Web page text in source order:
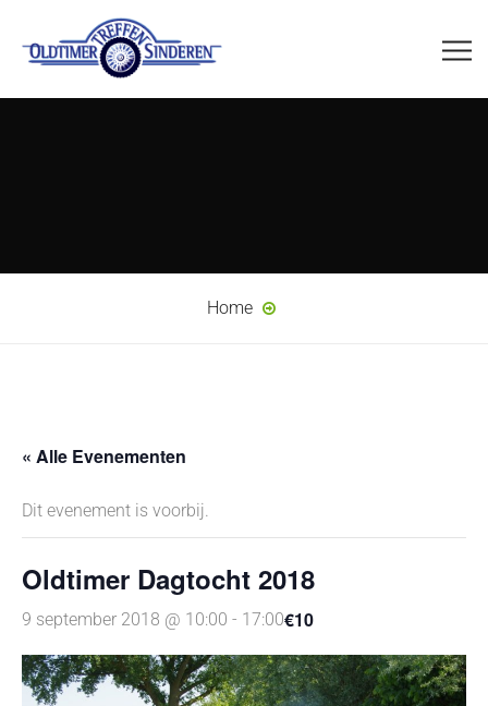
Home
« Alle Evenementen
Dit evenement is voorbij.
Oldtimer Dagtocht 2018
9 september 2018 @ 10:00 - 17:00€10